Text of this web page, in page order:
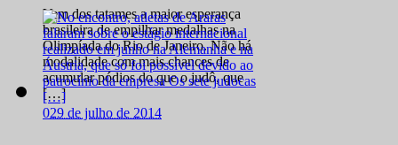
Vem dos tatames a maior esperança
brasileira de empilhar medalhas na
Olimpíada do Rio de Janeiro. Não há
modalidade com mais chances de
acumular pódios do que o judô, que
[…]
029 de julho de 2014